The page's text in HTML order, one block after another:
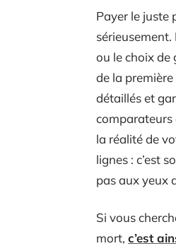
Payer le juste
ou le choix de
de la
détaillés et
comparateurs
la réalité de
lignes : c’est
pas aux yeux
Si vous
mort, c’est